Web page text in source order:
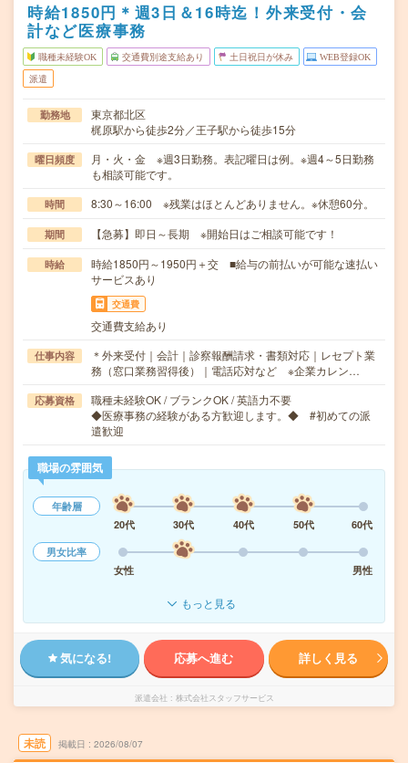
時給1850円＊週3日＆16時迄！外来受付・会
計など医療事務
職種未経験OK 交通費別途支給あり 土日祝日が休み WEB登録OK
派遣
勤務地
東京都北区
梶原駅から徒歩2分／王子駅から徒歩15分
曜日頻度
月・火・金 ※週3日勤務。表記曜日は例。※週4～5日勤務
も相談可能です。
時間 8:30～16:00 ※残業はほとんどありません。※休憩60分。
期間 【急募】即日～長期 ※開始日はご相談可能です！
時給
時給1850円～1950円＋交 ■給与の前払いが可能な速払い
サービスあり
交通費
交通費支給あり
仕事内容
＊外来受付｜会計｜診察報酬請求・書類対応｜レセプト業
務（窓口業務習得後）｜電話応対など ※企業カレン…
応募資格
職種未経験OK / ブランクOK / 英語力不要
◆医療事務の経験がある方歓迎します。◆ #初めての派
遣歓迎
職場の雰囲気
年齢層
20代
30代 40代 50代
60代
男女比率
女性
男性
もっと見る
気になる! 応募へ進む 詳しく見る
派遣会社 株式会社スタッフサービス
未読 掲載日 2026/08/07